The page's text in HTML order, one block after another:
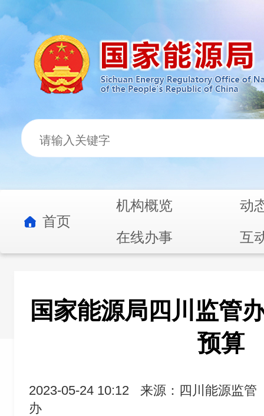
首页
机构概览
动
在线办事
互
国家能源局四川监管
预算
2023-05-24 10:12
来源：四川能源监管
办